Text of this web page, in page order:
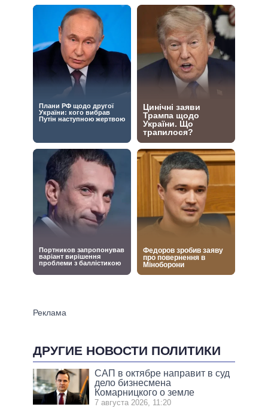
ДРУГИЕ НОВОСТИ ПОЛИТИКИ
САП в октябре направит в суд
дело бизнесмена
Комарницкого о земле
7 августа 2026, 11:20